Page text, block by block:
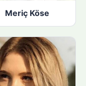
Meriç Köse